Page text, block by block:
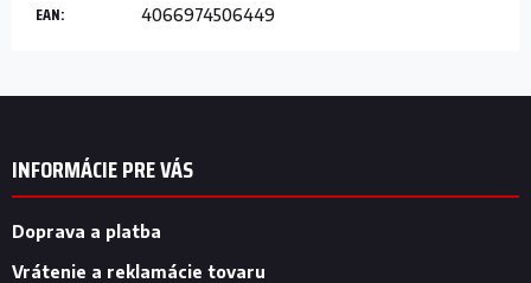
EAN: 4066974506449
Z
INFORMÁCIE PRE VÁS
Doprava a platba
Vrátenie a reklamácie tovaru